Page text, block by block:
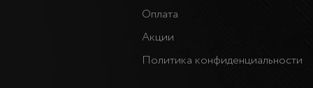
Оплата
Акции
Политика конфиденциальности